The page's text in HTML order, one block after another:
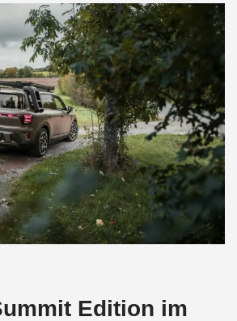
Edition im